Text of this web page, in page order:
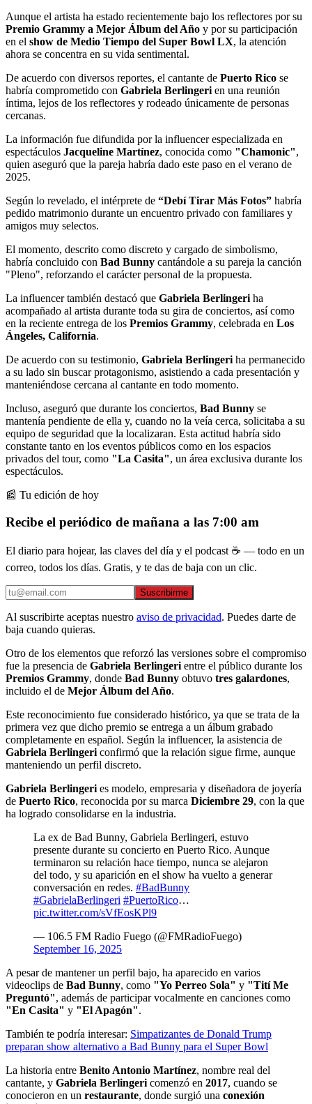
Aunque el artista ha estado recientemente bajo los reflectores por su
Premio Grammy a Mejor Álbum del Año y por su participación
en el show de Medio Tiempo del Super Bowl LX, la atención
ahora se concentra en su vida sentimental.
De acuerdo con diversos reportes, el cantante de Puerto Rico se
habría comprometido con Gabriela Berlingeri en una reunión
íntima, lejos de los reflectores y rodeado únicamente de personas
cercanas.
La información fue difundida por la influencer especializada en
espectáculos Jacqueline Martínez, conocida como "Chamonic",
quien aseguró que la pareja habría dado este paso en el verano de
2025.
Según lo revelado, el intérprete de “Debí Tirar Más Fotos” habría
pedido matrimonio durante un encuentro privado con familiares y
amigos muy selectos.
El momento, descrito como discreto y cargado de simbolismo,
habría concluido con Bad Bunny cantándole a su pareja la canción
"Pleno", reforzando el carácter personal de la propuesta.
La influencer también destacó que Gabriela Berlingeri ha
acompañado al artista durante toda su gira de conciertos, así como
en la reciente entrega de los Premios Grammy, celebrada en Los
Ángeles, California.
De acuerdo con su testimonio, Gabriela Berlingeri ha permanecido
a su lado sin buscar protagonismo, asistiendo a cada presentación y
manteniéndose cercana al cantante en todo momento.
Incluso, aseguró que durante los conciertos, Bad Bunny se
mantenía pendiente de ella y, cuando no la veía cerca, solicitaba a su
equipo de seguridad que la localizaran. Esta actitud habría sido
constante tanto en los eventos públicos como en los espacios
privados del tour, como "La Casita", un área exclusiva durante los
espectáculos.
📰 Tu edición de hoy
Recibe el periódico de mañana a las 7:00 am
El diario para hojear, las claves del día y el podcast ☕ — todo en un
correo, todos los días. Gratis, y te das de baja con un clic.
Suscribirme
Al suscribirte aceptas nuestro aviso de privacidad. Puedes darte de
baja cuando quieras.
Otro de los elementos que reforzó las versiones sobre el compromiso
fue la presencia de Gabriela Berlingeri entre el público durante los
Premios Grammy, donde Bad Bunny obtuvo tres galardones,
incluido el de Mejor Álbum del Año.
Este reconocimiento fue considerado histórico, ya que se trata de la
primera vez que dicho premio se entrega a un álbum grabado
completamente en español. Según la influencer, la asistencia de
Gabriela Berlingeri confirmó que la relación sigue firme, aunque
manteniendo un perfil discreto.
Gabriela Berlingeri es modelo, empresaria y diseñadora de joyería
de Puerto Rico, reconocida por su marca Diciembre 29, con la que
ha logrado consolidarse en la industria.
La ex de Bad Bunny, Gabriela Berlingeri, estuvo
presente durante su concierto en Puerto Rico. Aunque
terminaron su relación hace tiempo, nunca se alejaron
del todo, y su aparición en el show ha vuelto a generar
conversación en redes. #BadBunny
#GabrielaBerlingeri #PuertoRico…
pic.twitter.com/sVfEosKPl9
— 106.5 FM Radio Fuego (@FMRadioFuego)
September 16, 2025
A pesar de mantener un perfil bajo, ha aparecido en varios
videoclips de Bad Bunny, como "Yo Perreo Sola" y "Tití Me
Preguntó", además de participar vocalmente en canciones como
"En Casita" y "El Apagón".
También te podría interesar: Simpatizantes de Donald Trump
preparan show alternativo a Bad Bunny para el Super Bowl
La historia entre Benito Antonio Martínez, nombre real del
cantante, y Gabriela Berlingeri comenzó en 2017, cuando se
conocieron en un restaurante, donde surgió una conexión